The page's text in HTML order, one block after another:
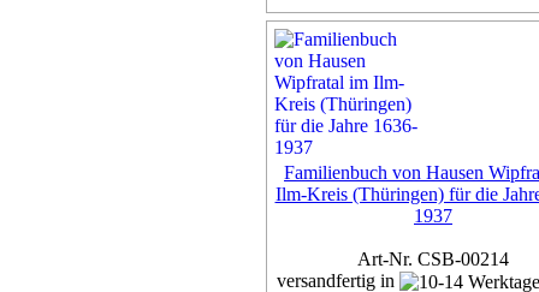
Familienbuch von Hausen
Ilm-Kreis (Thüringen) für die
1937
Art-Nr. CSB-00214
versandfertig in